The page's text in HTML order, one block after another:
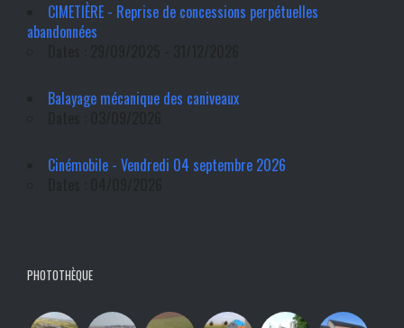
CIMETIÈRE - Reprise de concessions perpétuelles
abandonnées
Balayage mécanique des caniveaux
Cinémobile - Vendredi 04 septembre 2026
PHOTOTHÈQUE